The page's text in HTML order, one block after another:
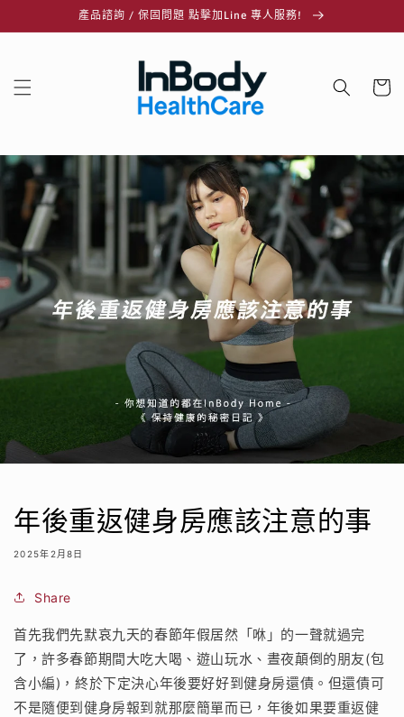
產品諮詢 / 保固問題 點擊加Line 專人服務!
物
年後重返健身房應該注意的事
2025年2月8日
Share
首先我們先默哀九天的春節年假居然「咻」的一聲就過完
了，許多春節期間大吃大喝、遊山玩水、晝夜顛倒的朋友(包
含小編)，終於下定決心年後要好好到健身房還債。但還債可
不是隨便到健身房報到就那麼簡單而已，年後如果要重返健